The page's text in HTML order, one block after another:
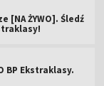
[NA ŻYWO]. Śledź
BP Ekstraklasy.